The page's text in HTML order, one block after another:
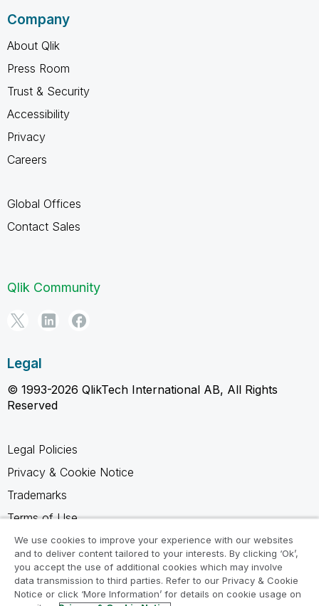
Company
About Qlik
Press Room
Trust & Security
Accessibility
Privacy
Careers
Global Offices
Contact Sales
Qlik Community
Legal
© 1993-2026 QlikTech International AB, All Rights
Reserved
Legal Policies
Privacy & Cookie Notice
Trademarks
Terms of Use
Legal Agreements
Product Terms
Do not share my info
We use cookies to improve your experience with our websites
and to deliver content tailored to your interests. By clicking ‘Ok’,
you accept the use of additional cookies which may involve
data transmission to third parties. Refer to our Privacy & Cookie
Notice or click ‘More Information’ for details on cookie usage on